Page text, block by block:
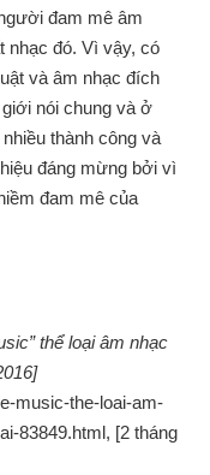
đam mê âm
nhạc đó. Vì vậy, có
và âm nhạc đích
nói chung và ở
thành công và
đáng mừng bởi vì
đam mê của
thể loại âm nhạc
music-the-loai-am-
83849.html, [2 tháng